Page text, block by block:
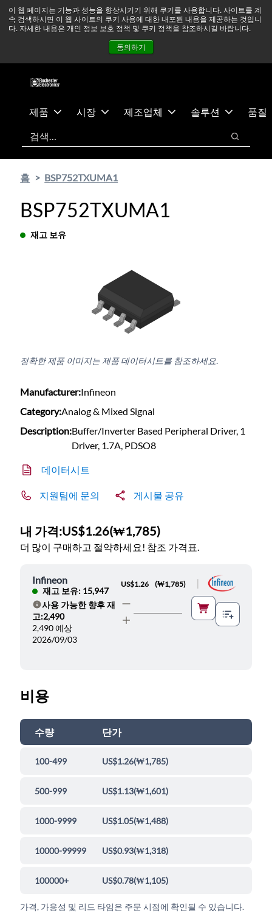
이 웹 페이지는 기능과 성능을 향상시키기 위해 쿠키를 사용합니다. 사이트를 계
속 검색하시면 이 웹 사이트의 쿠키 사용에 대한 내포된 내용을 제공하는 것입니
다. 자세한 내용은 개인 정보 보호 정책 및 쿠키 정책을 참조하시길 바랍니다.
동의하기
츠
건
중동 지역 상황을 지속적으로 주시하고 있으며, 모든 서비스는
정상적으로 운영되고 있습니다. 더 읽어보기 →
뉴스
문의하기
제품 시장 제조업체 솔루션
품질
검색
검색
홈 BSP752TXUMA1
BSP752TXUMA1
재고 보유
정확한 제품 이미지는 제품 데이터시트를 참조하세요.
Manufacturer:Infineon
Category:Analog & Mixed Signal
Description:Buffer/Inverter Based Peripheral Driver, 1
Driver, 1.7A, PDSO8
데이터시트
지원팀에 문의 게시물 공유
내 가격:US$1.26(₩1,785)
더 많이 구매하고 절약하세요! 참조 가격표.
Infineon
재고 보유: 15,947
도움말
사용 가능한 향후 재
고:2,490
2,490 예상
2026/09/03
US$1.26 (₩1,785)
비용
수량 단가
100-499 US$1.26(₩1,785)
500-999 US$1.13(₩1,601)
1000-9999 US$1.05(₩1,488)
10000-99999 US$0.93(₩1,318)
100000+ US$0.78(₩1,105)
가격, 가용성 및 리드 타임은 주문 시점에 확인될 수 있습니다.